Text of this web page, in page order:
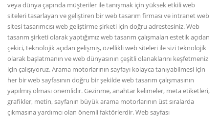
veya dünya çapında müşteriler ile tanışmak için yüksek etkili web
siteleri tasarlayan ve geliştiren bir web tasarım firması ve intranet web
sitesi tasarımcısı web geliştirme şirketi için doğru adrestesiniz. Web
tasarım şirketi olarak yaptığımız web tasarım çalışmaları estetik açıdan
çekici, teknolojik açıdan gelişmiş, özellikli web siteleri ile sizi teknolojik
olarak başlatmanın ve web dünyasının çeşitli olanaklarını keşfetmeniz
için çalışıyoruz. Arama motorlarının sayfayı kolayca tanıyabilmesi için
her bir web sayfasının doğru bir şekilde web tasarım çalışmasının
yapılmış olması önemlidir. Gezinme, anahtar kelimeler, meta etiketleri,
grafikler, metin, sayfanın büyük arama motorlarının üst sıralarda
çıkmasına yardımcı olan önemli faktörlerdir. Web sayfası